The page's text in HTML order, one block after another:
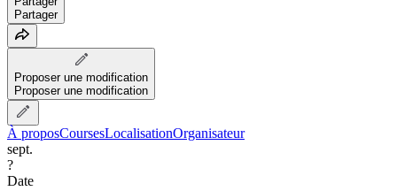
Partager
Proposer une modification
Proposer une modification
À proposCoursesLocalisationOrganisateur
sept.
?
Date